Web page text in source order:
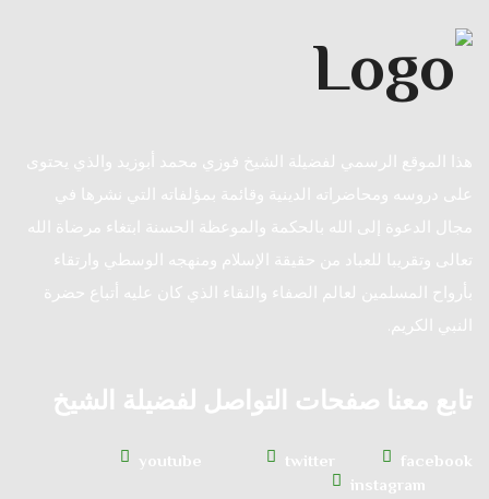
هذا الموقع الرسمي لفضيلة الشيخ فوزي محمد أبوزيد والذي يحتوى
على دروسه ومحاضراته الدينية وقائمة بمؤلفاته التي نشرها في
مجال الدعوة إلى الله بالحكمة والموعظة الحسنة ابتغاء مرضاة الله
تعالى وتقريبا للعباد من حقيقة الإسلام ومنهجه الوسطي وارتقاء
بأرواح المسلمين لعالم الصفاء والنقاء الذي كان عليه أتباع حضرة
النبي الكريم.
تابع معنا صفحات التواصل لفضيلة الشيخ
facebook
twitter
youtube
instagram